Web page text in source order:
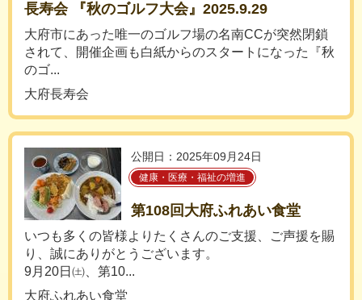
長寿会 『秋のゴルフ大会』2025.9.29
大府市にあった唯一のゴルフ場の名南CCが突然閉鎖
されて、開催企画も白紙からのスタートになった『秋
のゴ...
大府長寿会
公開日：2025年09月24日
健康・医療・福祉の増進
第108回大府ふれあい食堂
いつも多くの皆様よりたくさんのご支援、ご声援を賜
り、誠にありがとうございます。
9月20日㈯、第10...
大府ふれあい食堂